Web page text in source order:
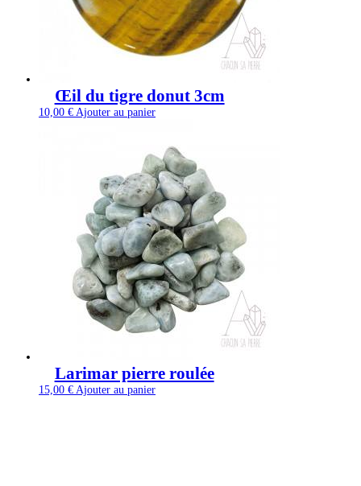
Œil du tigre donut 3cm
10,00 € Ajouter au panier
Larimar pierre roulée
15,00 € Ajouter au panier